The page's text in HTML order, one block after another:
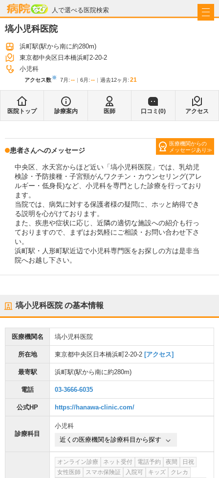
人で選べる医院検索
病院なび
塙小児科医院
浜町駅(駅から南に約280m)
東京都中央区日本橋浜町2-20-2
小児科
アクセス数※ 7月 : -- 6月 : -- 過去12ヶ月: 21
医院トップ 診療案内 医師 口コミ(0) アクセス
医療機関からの
メッセージあり
患者さんへのメッセージ
中央区、水天宮からほど近い「塙小児科医院」では、乳幼児
検診・予防接種・子宮頸がんワクチン・カウンセリング(アレ
ルギー・低身長)など、小児科を専門とした診療を行っており
ます。
当院では、病気に対する保護者様の疑問に、ホッと納得でき
る説明を心がけております。
また、疾患や症状に応じ、近隣の適切な施設への紹介も行っ
ておりますので、まずはお気軽にご相談・お問い合わせ下さ
い。
浜町駅・人形町駅近辺で小児科専門医をお探しの方は是非当
院へお越し下さい。
塙小児科医院の基本情報
医療機関名 塙小児科医院
所在地 東京都中央区日本橋浜町2-20-2 [アクセス]
最寄駅 浜町駅(駅から南に約280m)
電話 03-3666-6035
公式HP https://hanawa-clinic.com/
診療科目
小児科
近くの医療機関を診療科目から探す
オンライン診療 ネット受付 電話予約 夜間
日祝
女性医師
スマホ保険証 入院可 キッズ
クレカ